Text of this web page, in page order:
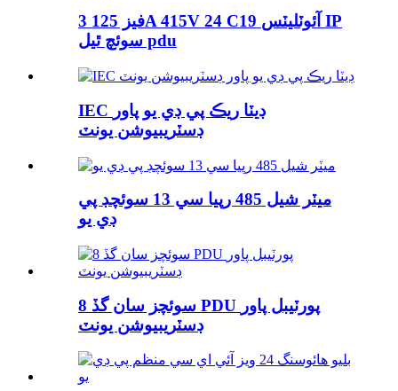
3 فيز 125A 415V 24 C19 آئوٽليٽس IP
سوئچ ٿيل pdu
IEC ڊيٽا ريڪ پي ڊي يو پاور
ڊسٽريبيوشن يونٽ
ميٽر شيل 485 رپيا سي 13 سوئچڊ پي
ڊي يو
8 سوئچز سان گڏ PDU پورٽيبل پاور
ڊسٽريبيوشن يونٽ